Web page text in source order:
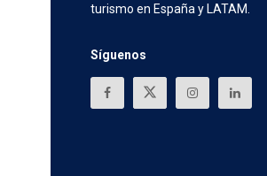
turismo en España y LATAM.
Síguenos